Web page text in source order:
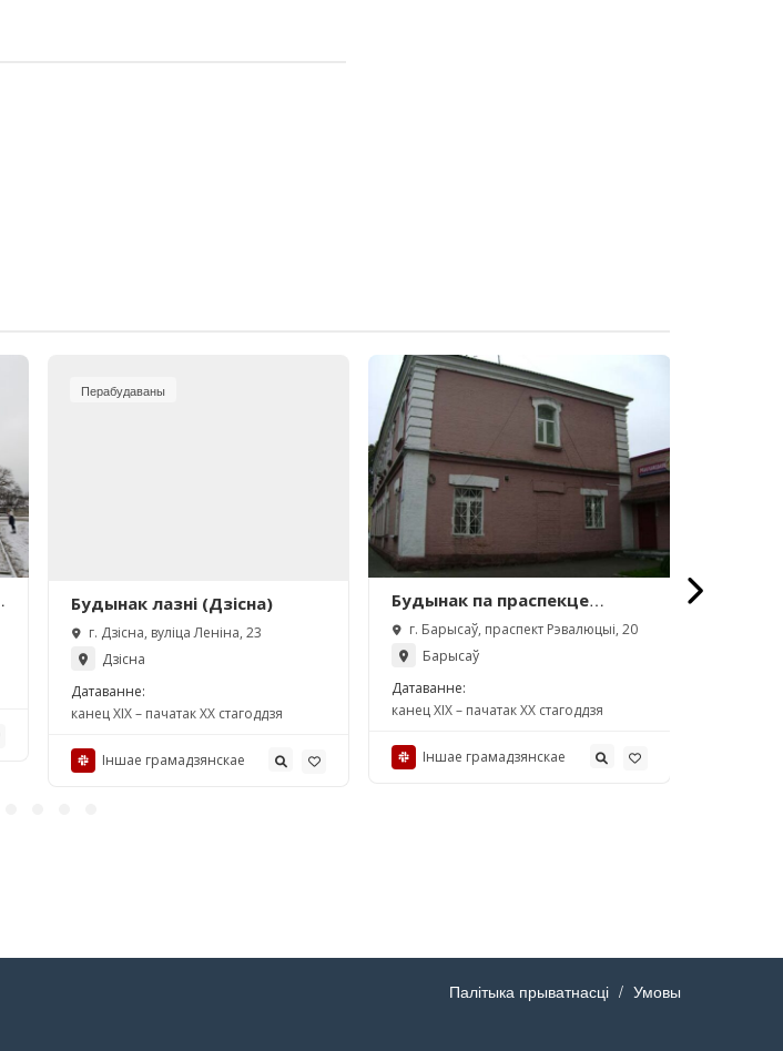
Перабудаваны
Будынак лазні (Дзісна)
г. Дзісна, вуліца Леніна, 23
Дзісна
Датаванне:
канец ХІХ – пачатак ХХ стагоддзя
Іншае грамадзянcкае
Будынак па праспекце
Рэвалюцыі, 20 (Барысаў)
г. Барысаў, праспект Рэвалюцыі, 20
Барысаў
Датаванне:
канец ХІХ – пачатак ХХ стагоддзя
Іншае грамадзянcкае
Палітыка прыватнасці Умовы